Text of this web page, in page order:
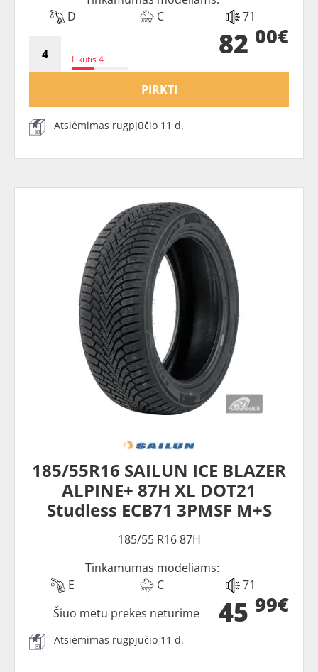
D
C 71
Likutis 4 82 00€
PIRKTI
Atsiėmimas rugpjūčio 11 d.
185/55R16 SAILUN ICE BLAZER
ALPINE+ 87H XL DOT21
Studless ECB71 3PMSF M+S
185/55 R16 87H
Tinkamumas modeliams:
E
C 71
45 99€
Šiuo metu prekės neturime
Atsiėmimas rugpjūčio 11 d.